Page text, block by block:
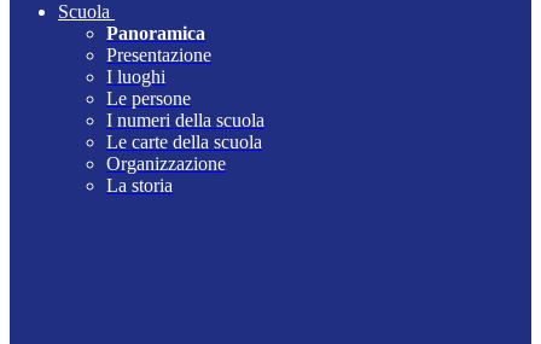
Scuola
Panoramica
Presentazione
I luoghi
Le persone
I numeri della scuola
Le carte della scuola
Organizzazione
La storia